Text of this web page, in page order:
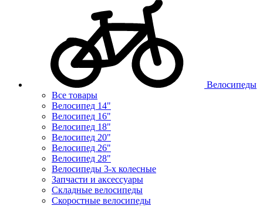
Велосипеды
Все товары
Велосипед 14"
Велосипед 16"
Велосипед 18"
Велосипед 20"
Велосипед 26"
Велосипед 28"
Велосипеды 3-х колесные
Запчасти и аксессуары
Складные велосипеды
Скоростные велосипеды